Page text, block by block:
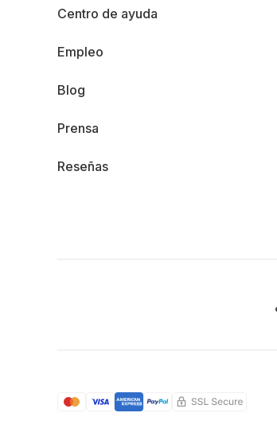
Centro de ayuda
Empleo
Blog
Prensa
Reseñas